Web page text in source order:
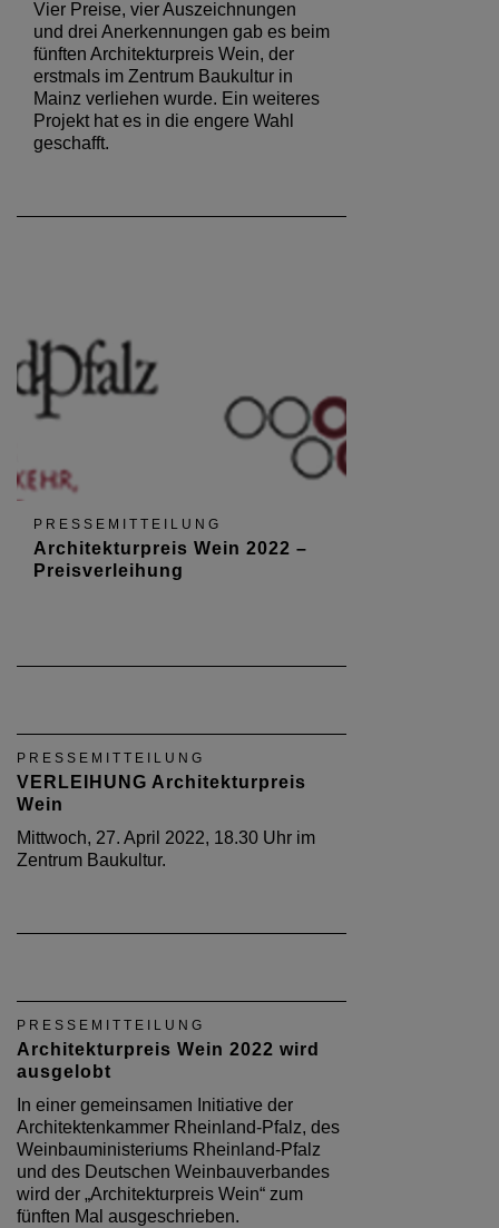
Vier Preise, vier Auszeichnungen
und drei Anerkennungen gab es beim
fünften Architekturpreis Wein, der
erstmals im Zentrum Baukultur in
Mainz verliehen wurde. Ein weiteres
Projekt hat es in die engere Wahl
geschafft.
PRESSEMITTEILUNG
Architekturpreis Wein 2022 –
Preisverleihung
PRESSEMITTEILUNG
VERLEIHUNG Architekturpreis
Wein
Mittwoch, 27. April 2022, 18.30 Uhr im
Zentrum Baukultur.
PRESSEMITTEILUNG
Architekturpreis Wein 2022 wird
ausgelobt
In einer gemeinsamen Initiative der
Architektenkammer Rheinland-Pfalz, des
Weinbauministeriums Rheinland-Pfalz
und des Deutschen Weinbauverbandes
wird der „Architekturpreis Wein“ zum
fünften Mal ausgeschrieben.